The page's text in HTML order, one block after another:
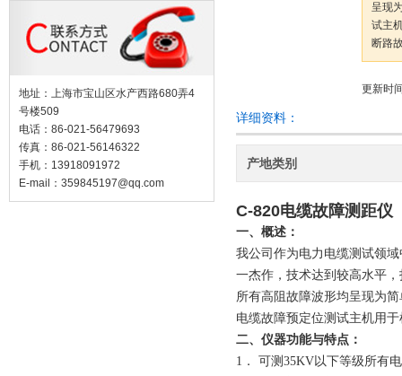
地址：上海市宝山区水产西路680弄4
号楼509
电话：86-021-56479693
传真：86-021-56146322
手机：13918091972
E-mail： 359845197@qq.com
呈现
试主
断路
更新时
详细资料：
产地类别
C-820电缆故障测距仪
一、概述：
我公司作为电力电缆测试领
一杰作，技术达到较高水平
所有高阻故障波形均呈现为
电缆故障预定位测试主机用
二、仪器功能与特点：
1． 可测 35KV以下等级所有